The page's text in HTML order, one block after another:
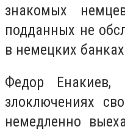
знакомых
подданных не
в немецких
Федор Енакиев,
злоключениях
немедленно